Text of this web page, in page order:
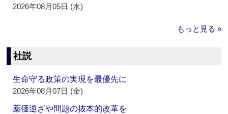
2026年08月05日 (水)
もっと見る »
社説
生命守る政策の実現を最優先に
2026年08月07日 (金)
薬価逆ざや問題の抜本的改革を